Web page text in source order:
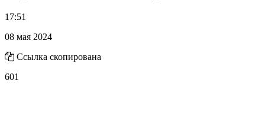
17:51
08 мая 2024
Ссылка скопирована
601